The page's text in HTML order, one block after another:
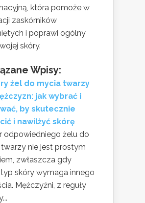
która pomoże w
zaskórników
i poprawi ogólny
skóry.
Wpisy:
żel do mycia twarzy
jak wybrać i
by skutecznie
i nawilżyć skórę
odpowiedniego żelu do
nie jest prostym
zwłaszcza gdy
skóry wymaga innego
Mężczyźni, z reguły